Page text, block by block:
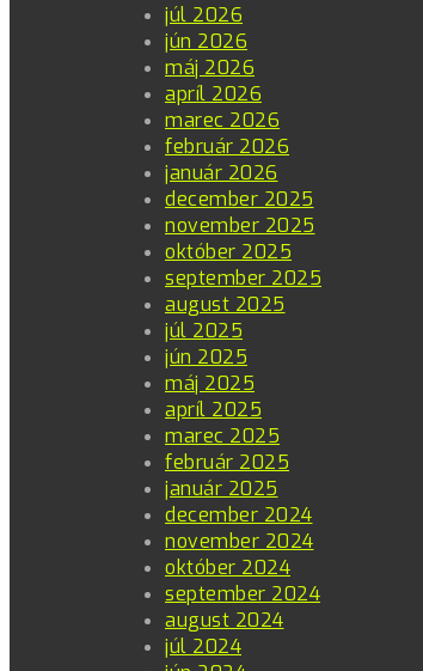
júl 2026
jún 2026
máj 2026
apríl 2026
marec 2026
február 2026
január 2026
december 2025
november 2025
október 2025
september 2025
august 2025
júl 2025
jún 2025
máj 2025
apríl 2025
marec 2025
február 2025
január 2025
december 2024
november 2024
október 2024
september 2024
august 2024
júl 2024